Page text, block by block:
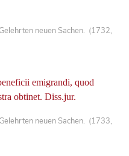
neuen Sachen. (1732,
emigrandi, quod
obtinet. Diss.jur.
neuen Sachen. (1733,